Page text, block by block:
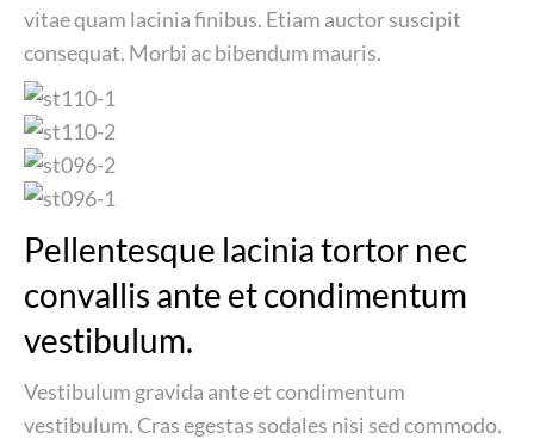
vitae quam lacinia finibus. Etiam auctor suscipit
consequat. Morbi ac bibendum mauris.
Pellentesque lacinia tortor nec
convallis ante et condimentum
vestibulum.
Vestibulum gravida ante et condimentum
vestibulum. Cras egestas sodales nisi sed commodo.